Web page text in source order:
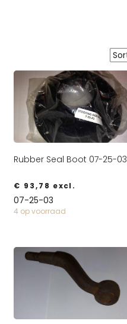
Rubber Seal Boot 07-25-03
€ 93,78 excl.
07-25-03
4 op voorraad